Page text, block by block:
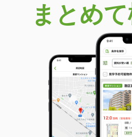
まとめて